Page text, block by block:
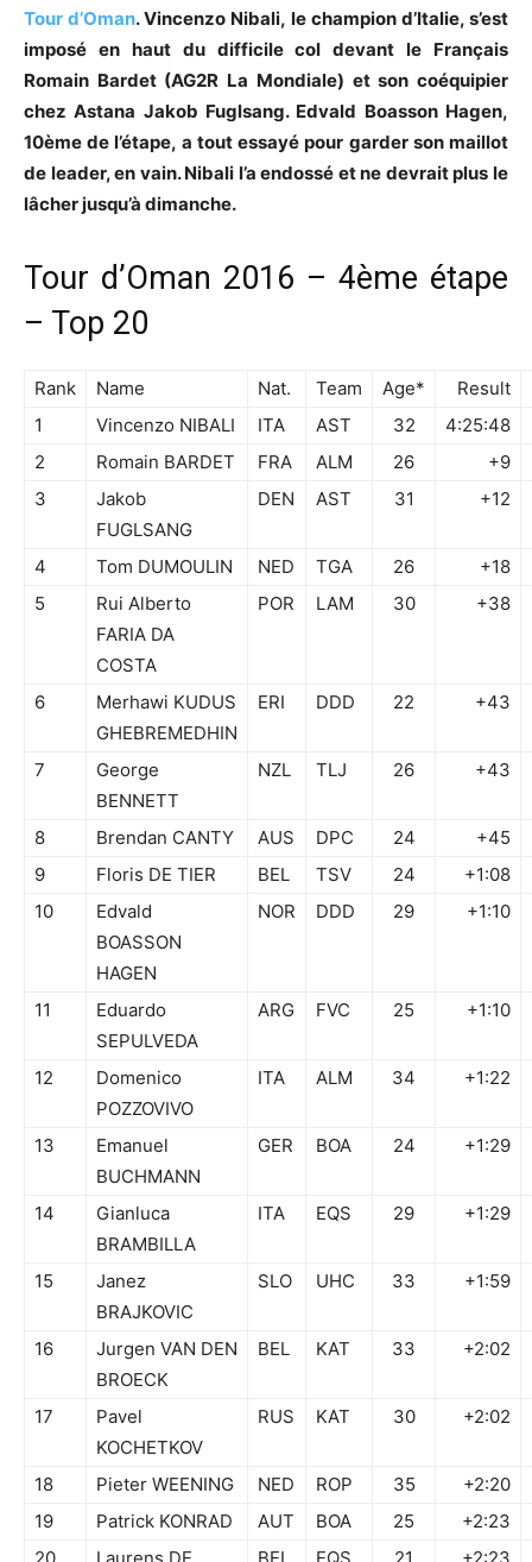
Tour d’Oman. Vincenzo Nibali, le champion d’Italie, s’est
imposé en haut du difficile col devant le Français
Romain Bardet (AG2R La Mondiale) et son coéquipier
chez Astana Jakob Fuglsang. Edvald Boasson Hagen,
10ème de l’étape, a tout essayé pour garder son maillot
de leader, en vain. Nibali l’a endossé et ne devrait plus le
lâcher jusqu’à dimanche.
Tour d’Oman 2016 – 4ème étape
– Top 20
Rank Name Nat. Team Age* Result
1
Vincenzo NIBALI ITA AST 32
4:25:48
2
Romain BARDET FRA ALM 26
+9
3
Jakob
FUGLSANG
DEN AST 31 +12
4 Tom DUMOULIN NED TGA 26
+18
5
Rui Alberto
FARIA DA
COSTA
POR LAM 30 +38
6
Merhawi KUDUS
GHEBREMEDHIN
ERI DDD 22 +43
7
George
BENNETT
NZL TLJ 26 +43
8 Brendan CANTY AUS DPC 24
+45
9
Floris DE TIER BEL TSV 24
+1:08
10
Edvald
BOASSON
HAGEN
NOR DDD 29 +1:10
11
Eduardo
SEPULVEDA
ARG FVC 25 +1:10
12
Domenico
POZZOVIVO
ITA ALM 34 +1:22
13
Emanuel
BUCHMANN
GER BOA 24 +1:29
14
Gianluca
BRAMBILLA
ITA EQS 29 +1:29
15
Janez
BRAJKOVIC
SLO UHC 33 +1:59
16
Jurgen VAN DEN
BROECK
BEL KAT 33 +2:02
17
Pavel
KOCHETKOV
RUS KAT 30 +2:02
18 Pieter WEENING NED ROP 35
+2:20
19
Patrick KONRAD AUT BOA 25
+2:23